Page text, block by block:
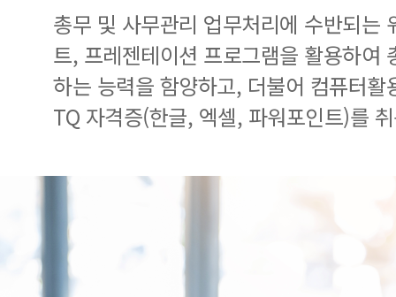
총무 및 사무관리 업무처리에 수반되는
트, 프레젠테이션 프로그램을 활용하여
하는 능력을 함양하고, 더불어 컴퓨터
TQ 자격증(한글, 엑셀, 파워포인트)를